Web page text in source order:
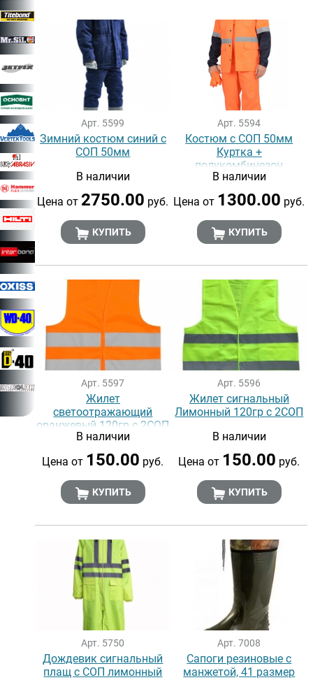
Арт. 5599
Зимний костюм синий с
СОП 50мм
В наличии
Цена от 2750.00 руб.
КУПИТЬ
Арт. 5594
Костюм с СОП 50мм
Куртка +
полукомбинезон
В наличии
Цена от 1300.00 руб.
КУПИТЬ
Арт. 5597
Жилет
светоотражающий
оранжевый 120гр c 2СОП
В наличии
Цена от 150.00 руб.
КУПИТЬ
Арт. 5596
Жилет сигнальный
Лимонный 120гр с 2СОП
В наличии
Цена от 150.00 руб.
КУПИТЬ
Арт. 5750
Дождевик сигнальный
плащ с СОП лимонный
Арт. 7008
Сапоги резиновые с
манжетой, 41 размер